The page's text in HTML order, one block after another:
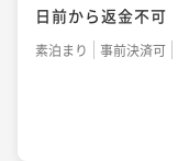
素泊まり 現地決済可
日前から返金不可
素泊まり 事前決済可